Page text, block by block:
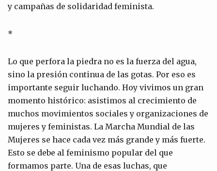
y campañas de solidaridad feminista.
*
Lo que perfora la piedra no es la fuerza del agua,
sino la presión continua de las gotas. Por eso es
importante seguir luchando. Hoy vivimos un gran
momento histórico: asistimos al crecimiento de
muchos movimientos sociales y organizaciones de
mujeres y feministas. La Marcha Mundial de las
Mujeres se hace cada vez más grande y más fuerte.
Esto se debe al feminismo popular del que
formamos parte. Una de esas luchas, que